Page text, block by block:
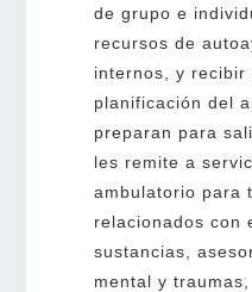
de grupo e
recursos de
internos, y recibir
planificación del
preparan para
les remite a
ambulatorio para
relacionados con
sustancias,
mental y